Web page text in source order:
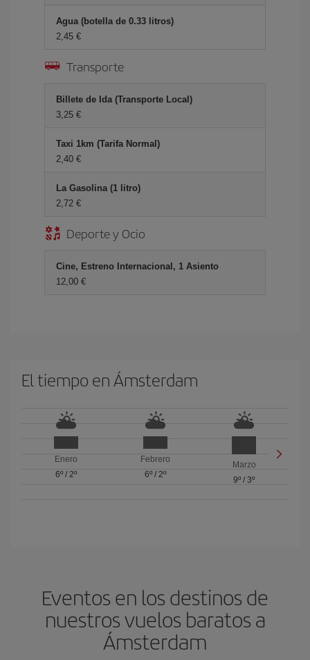
Agua (botella de 0.33 litros)
2,45 €
Transporte
Billete de Ida (Transporte Local)
3,25 €
Taxi 1km (Tarifa Normal)
2,40 €
La Gasolina (1 litro)
2,72 €
Deporte y Ocio
Cine, Estreno Internacional, 1 Asiento
12,00 €
El tiempo en Ámsterdam
Enero
6º/ 2º
Febrero
6º/ 2º
Marzo
9º /3º
Eventos en los destinos de
nuestros vuelos baratos a
Ámsterdam